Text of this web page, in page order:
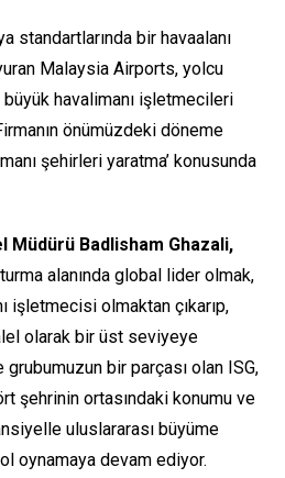
standartlarında bir havaalanı
Malaysia Airports, yolcu
büyük havalimanı işletmecileri
önümüzdeki döneme
şehirleri yaratma’ konusunda
Müdürü Badlisham Ghazali,
alanında global lider olmak,
işletmecisi olmaktan çıkarıp,
olarak bir üst seviyeye
grubumuzun bir parçası olan ISG,
şehrinin ortasındaki konumu ve
uluslararası büyüme
oynamaya devam ediyor.